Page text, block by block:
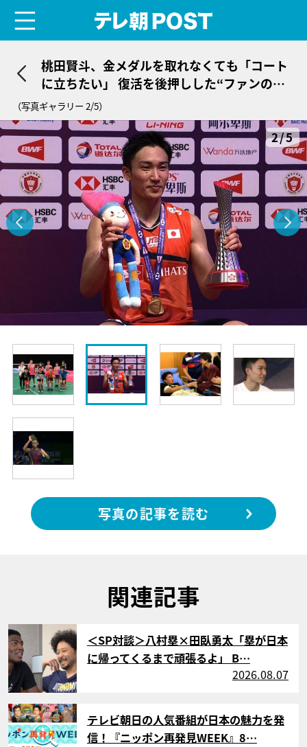
桃田賢斗、金メダルを取れなくても「コート
に立ちたい」 復活を後押しした“ファンの声
援”
（写真ギャラリー 2/5）
2/5
写真の記事を読む
関連記事
サムネイル
＜SP対談＞八村塁×田臥勇太「塁が日本
に帰ってくるまで頑張るよ」 B…
2026.08.07
サムネイル
テレビ朝日の人気番組が日本の魅力を発
信！『ニッポン再発見WEEK』8…